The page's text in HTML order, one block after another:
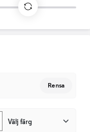
Rensa
Välj färg